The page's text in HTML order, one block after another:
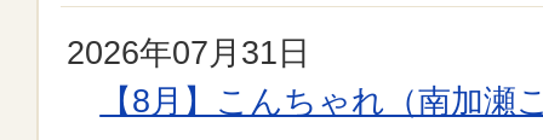
2026年07月31日
【8月】こんちゃれ（南加瀬